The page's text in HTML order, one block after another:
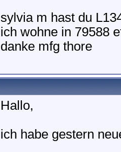
sylvia m hast du
ich wohne in 79588
danke mfg thore
Hallo,
ich habe gestern